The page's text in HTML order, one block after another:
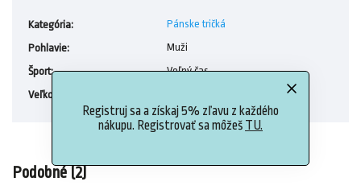
Registruj sa a získaj 5% zľavu z každého
nákupu. Registrovať sa môžeš TU.
Kategória:
Pánske tričká
Pohlavie:
Muži
Šport:
Voľný čas
Veľkosť
Podobné (2)